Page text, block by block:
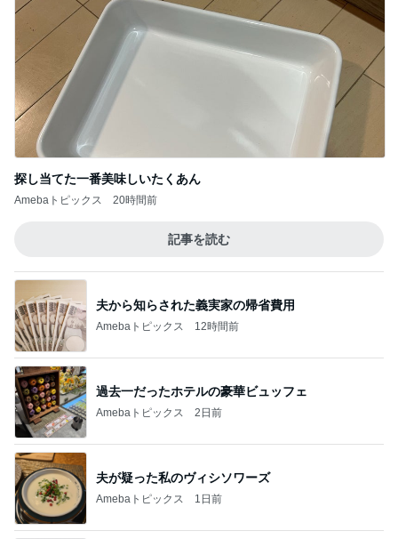
探し当てた一番美味しいたくあん
Amebaトピックス 20時間前
記事を読む
夫から知らされた義実家の帰省費用
Amebaトピックス 12時間前
過去一だったホテルの豪華ビュッフェ
Amebaトピックス 2日前
夫が疑った私のヴィシソワーズ
Amebaトピックス 1日前